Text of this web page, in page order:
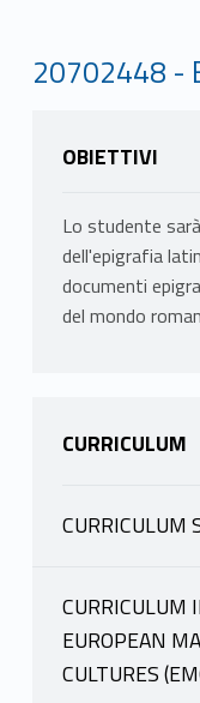
20702448 -
OBIETTIVI
Lo studente
dell'epigrafia
documenti
del mondo
CURRICULUM
CURRICULUM
PORENA
scheda
CURRICULUM
EUROPEAN
CULTURES